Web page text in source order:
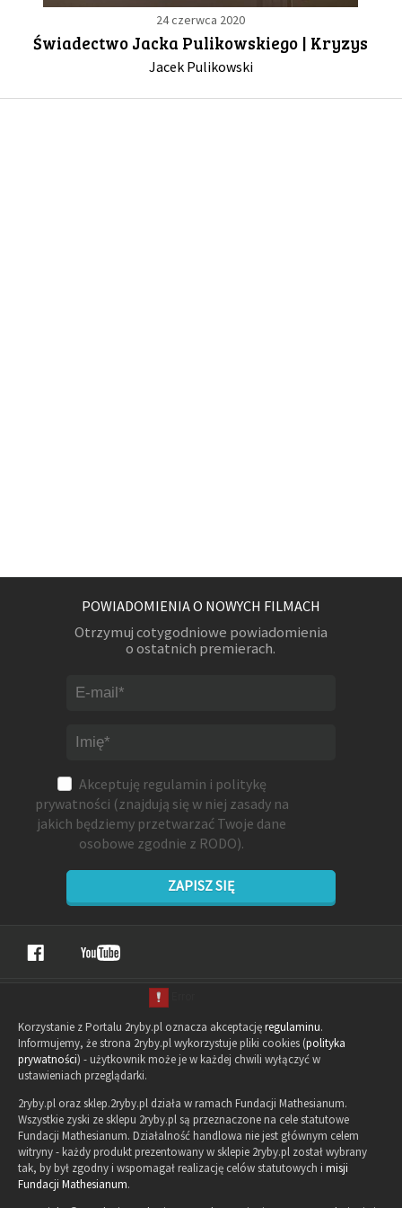
GALERIA
DRUŻYNA
24 czerwca 2020
Świadectwo Jacka Pulikowskiego | Kryzys
Jacek Pulikowski
POWIADOMIENIA O NOWYCH FILMACH
Otrzymuj cotygodniowe powiadomienia
o ostatnich premierach.
Akceptuję regulamin i politykę
prywatności (znajdują się w niej zasady na
jakich będziemy przetwarzać Twoje dane
osobowe zgodnie z RODO).
ZAPISZ SIĘ
Korzystanie z Portalu 2ryby.pl oznacza akceptacjęregulaminu.
Informujemy, że strona 2ryby.pl wykorzystuje pliki cookies (polityka
prywatności) - użytkownik może je w każdej chwili wyłączyć w
ustawieniach przeglądarki.
2ryby.pl oraz sklep.2ryby.pl działa w ramach Fundacji Mathesianum.
Wszystkie zyski ze sklepu 2ryby.pl są przeznaczone na cele statutowe
Fundacji Mathesianum. Działalność handlowa nie jest głównym celem
witryny - każdy produkt prezentowany w sklepie 2ryby.pl został wybrany
tak, by był zgodny i wspomagał realizację celów statutowych i misji
Fundacji Mathesianum.